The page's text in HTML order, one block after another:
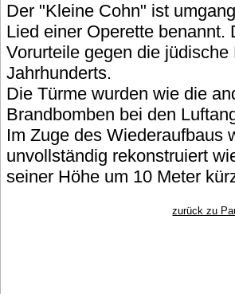
Der "Kleine Cohn" ist
Lied einer Operette
Vorurteile gegen die
Jahrhunderts.
Die Türme wurden wie die
Brandbomben bei den
Im Zuge des Wiederaufbaus
unvollständig rekonstruiert
seiner Höhe um 10 Meter
zurück zu